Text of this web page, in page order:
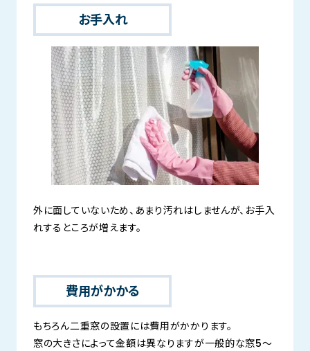
お手入れ
外に面していないため、あまり汚れはしませんが、お手入
れするところが増えます。
費用がかかる
もちろん二重窓の設置には費用がかかります。
窓の大きさによって金額は異なりますが一般的な窓5～